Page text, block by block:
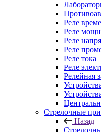
Реле
Реле
Реле
Реле
Реле тока
Реле
Релейная
Стрелочные
Назад